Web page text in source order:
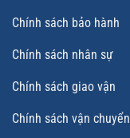
Chính sách bảo hành
Chính sách nhân sự
Chính sách giao vận
Chính sách vận chuyển